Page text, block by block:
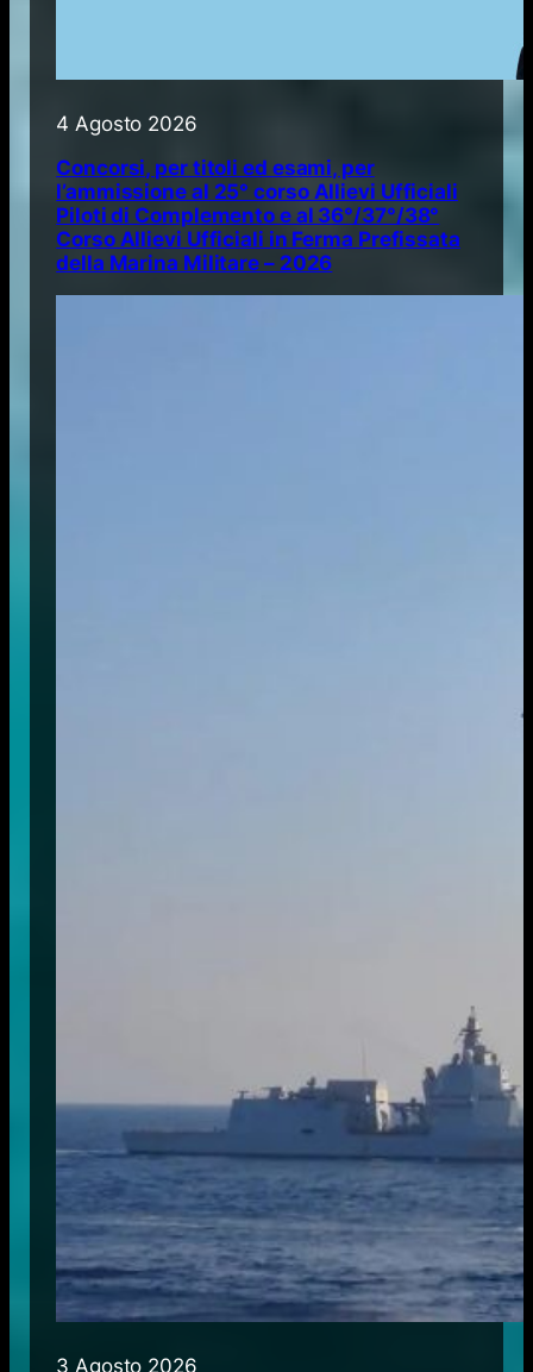
4 Agosto 2026
Concorsi, per titoli ed esami, per
l’ammissione al 25° corso Allievi Ufficiali
Piloti di Complemento e al 36°/37°/38°
Corso Allievi Ufficiali in Ferma Prefissata
della Marina Militare – 2026
3 Agosto 2026